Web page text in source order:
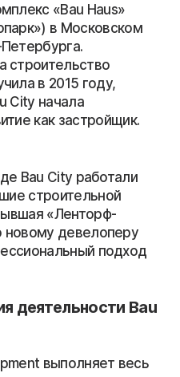
«Bau Haus»
в Московском
строительство
в 2015 году,
City начала
как застройщик.
Bau City работали
строительной
«Ленторф-
новому девелоперу
подход
деятельности Bau
выполняет весь